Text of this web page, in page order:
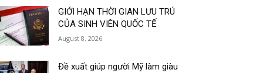
GIỚI HẠN THỜI GIAN LƯU TRÚ
CỦA SINH VIÊN QUỐC TẾ
August 8, 2026
Đề xuất giúp người Mỹ làm giàu